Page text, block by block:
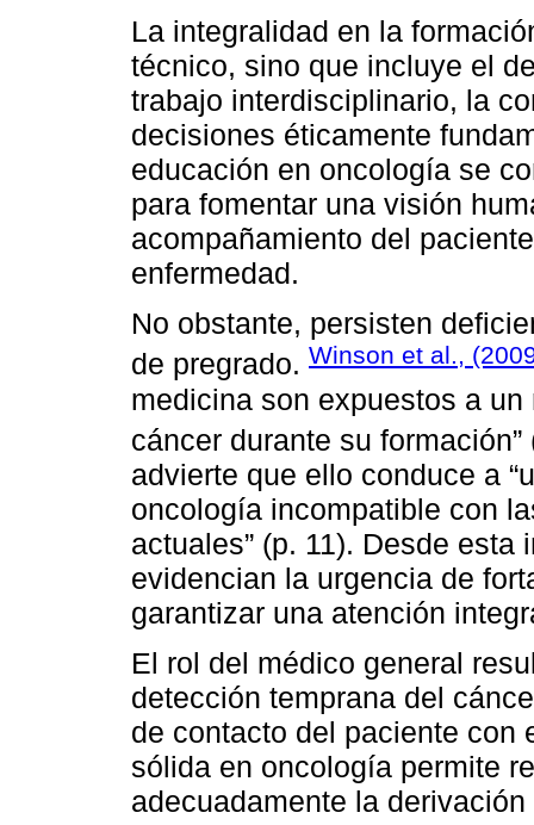
La integralidad en la
técnico, sino que incluye el
trabajo interdisciplinario, la
decisiones éticamente
educación en oncología se
para fomentar una visión
acompañamiento del
enfermedad.
No obstante, persisten
de pregrado. Winson et al.,
medicina son expuestos a
cáncer durante su
advierte que ello conduce a
oncología incompatible con
actuales” (p. 11). Desde
evidencian la urgencia de
garantizar una atención
El rol del médico general
detección temprana del
de contacto del paciente con
sólida en oncología permite
adecuadamente la